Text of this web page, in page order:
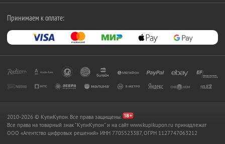
Принимаем к оплате:
2010-2026 © КупиКупон. Все права защищены.
Все права на товарный знак "КупиКупон" и на сайт www.kupikupon.ru принадлежат
OOO «Агентство цифровых решений» ИНН 7705523387, ОГРН 1127747063212